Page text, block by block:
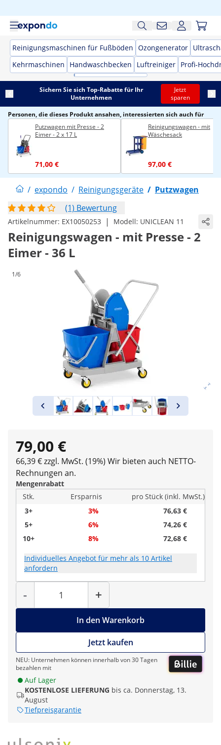
Reinigungsmaschinen für Fußböden Ozongenerator
Kehrmaschinen
Handwaschbecken Luftreiniger Profi-
Sichern Sie sich Top-Rabatte für Ihr
Unternehmen
Jetzt
sparen
Personen, die dieses Produkt ansahen, interessierten sich auch für
Putzwagen mit Presse - 2
Eimer - 2 x 17 L
71,00 €
Reinigungswagen - mit
Wäschesack
97,00 €
/ expondo / Reinigungsgeräte / Putzwagen
(1) Bewertung
Artikelnummer: EX10050253 | Modell: UNICLEAN 11
Reinigungswagen - mit Presse - 2
Eimer - 36 L
1/6
79,00 €
66,39 € zzgl. MwSt. (19%) Wir bieten auch NETTO-
Rechnungen an.
Mengenrabatt
Stk.
Ersparnis
pro Stück (inkl. MwSt.)
3+
3%
76,63 €
5+
6%
74,26 €
10+
8% 72,68 €
Individuelles Angebot für mehr als 10 Artikel
anfordern
-
Menge
+
In den Warenkorb
Jetzt kaufen
NEU: Unternehmen können innerhalb von 30 Tagen
bezahlen mit
Auf Lager
KOSTENLOSE LIEFERUNG bis ca. Donnerstag, 13.
August
Tiefpreisgarantie